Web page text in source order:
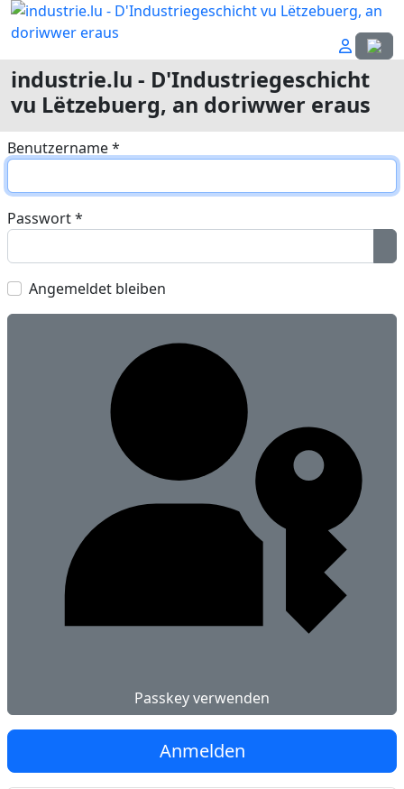
industrie.lu - D'Industriegeschicht
vu Lëtzebuerg, an doriwwer eraus
Benutzername*
Passwort*
Angemeldet bleiben
Passkey verwenden
Anmelden